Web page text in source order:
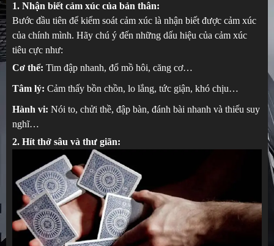
1. Nhận biết cảm xúc của bản thân:
Bước đầu tiên để kiểm soát cảm xúc là nhận biết được cảm xúc
của chính mình. Hãy chú ý đến những dấu hiệu của cảm xúc
tiêu cực như:
Cơ thể: Tim đập nhanh, đổ mồ hôi, căng cơ…
Tâm lý: Cảm thấy bồn chồn, lo lắng, tức giận, khó chịu…
Hành vi: Nói to, chửi thề, đập bàn, đánh bài nhanh và thiếu suy
nghĩ…
2. Hít thở sâu và thư giãn: